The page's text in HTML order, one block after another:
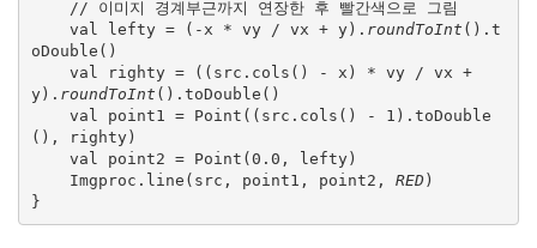
    val lefty = (-x * vy / vx + y).
roundToInt ().t
oDouble()
y). roundToInt ().toDouble()
(), righty)
    Imgproc.line(src, point1, point2,
RED)
}